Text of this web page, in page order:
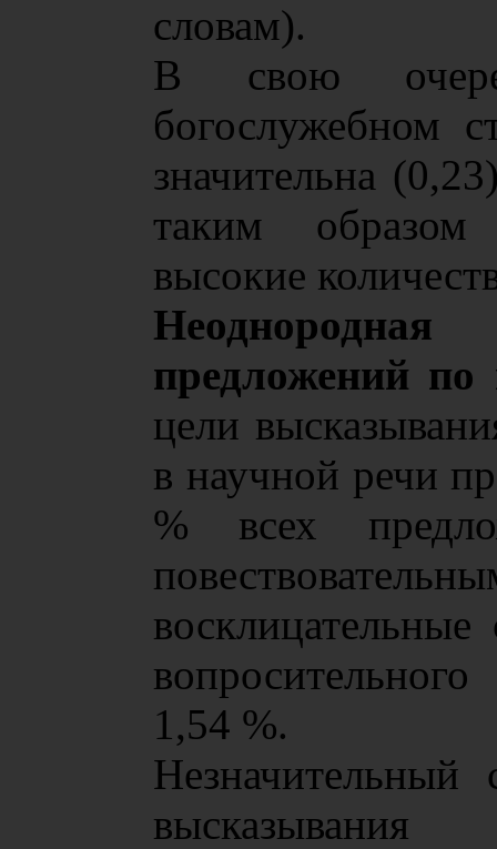
словам).
В свою
богослужебном
значительна
таким образом
высокие
предложений
цели
в научной речи
% всех
1,54 %.
Незначительный